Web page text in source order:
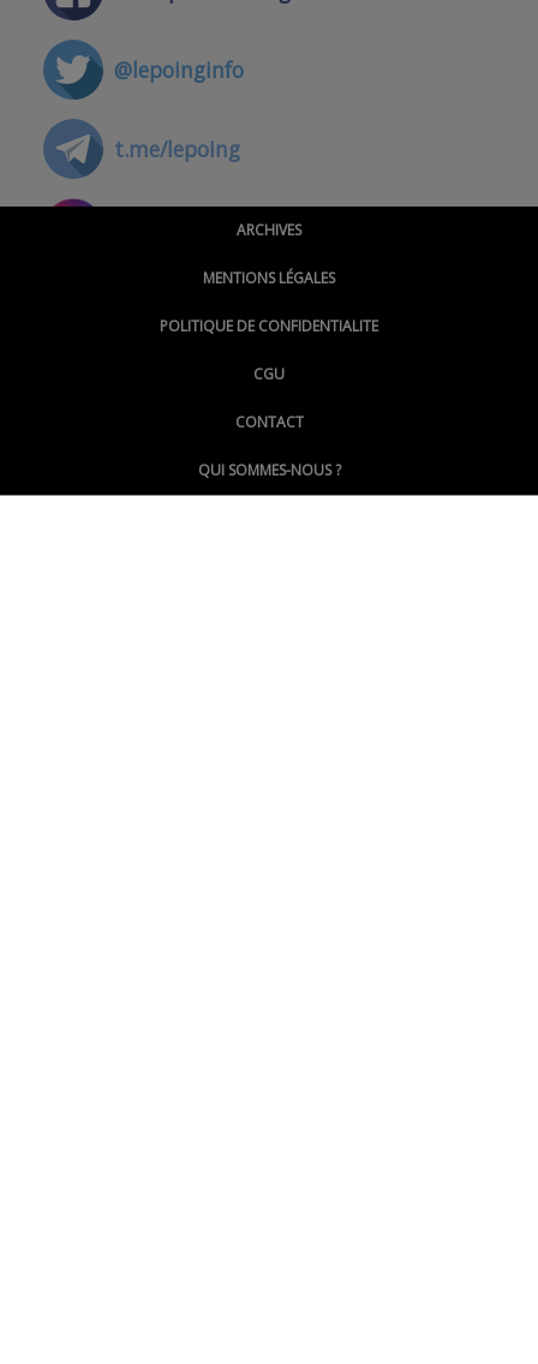
@lepoinginfo
t.me/lepoing
@montpellierpoinginfo
@LePoingMontpellier
ARCHIVES
MENTIONS LÉGALES
POLITIQUE DE CONFIDENTIALITE
CGU
CONTACT
QUI SOMMES-NOUS ?